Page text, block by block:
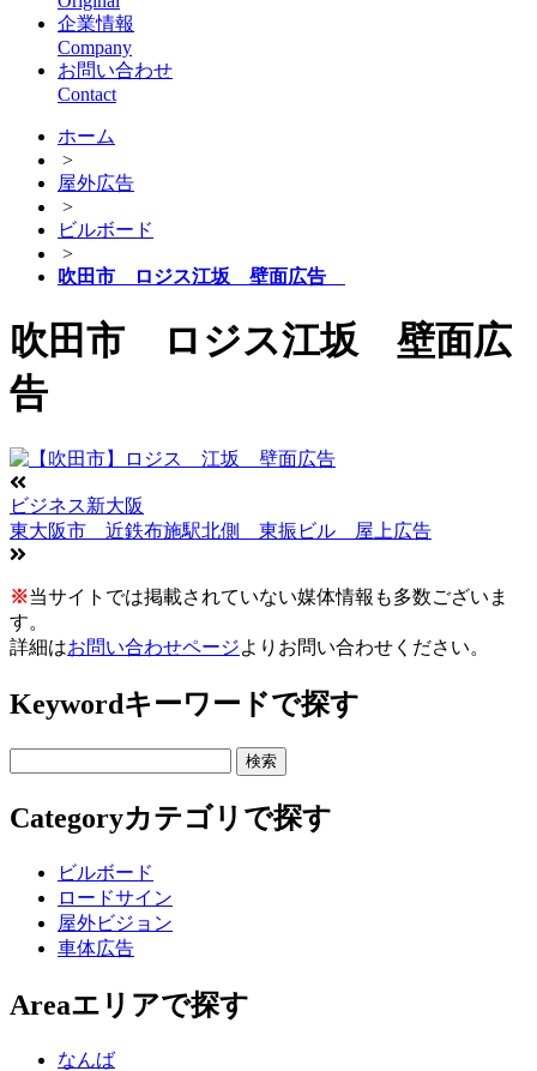
企業情報
Company
お問い合わせ
Contact
ホーム
>
屋外広告
>
ビルボード
>
吹田市 ロジス江坂 壁面広告
吹田市 ロジス江坂 壁面広
告
ビジネス新大阪
東大阪市 近鉄布施駅北側 東振ビル 屋上広告
※当サイトでは掲載されていない媒体情報も多数ございま
す。
詳細はお問い合わせページよりお問い合わせください。
Keywordキーワードで探す
Categoryカテゴリで探す
ビルボード
ロードサイン
屋外ビジョン
車体広告
Areaエリアで探す
なんば